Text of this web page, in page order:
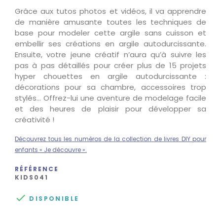
Grâce aux tutos photos et vidéos, il va apprendre
de manière amusante toutes les techniques de
base pour modeler cette argile sans cuisson et
embellir ses créations en argile autodurcissante.
Ensuite, votre jeune créatif n’aura qu’à suivre les
pas à pas détaillés pour créer plus de 15 projets
hyper chouettes en argile autodurcissante :
décorations pour sa chambre, accessoires trop
stylés… Offrez-lui une aventure de modelage facile
et des heures de plaisir pour développer sa
créativité !
Découvrez tous les numéros de la collection de livres DIY pour
enfants « Je découvre ».
RÉFÉRENCE
KIDS041
 DISPONIBLE